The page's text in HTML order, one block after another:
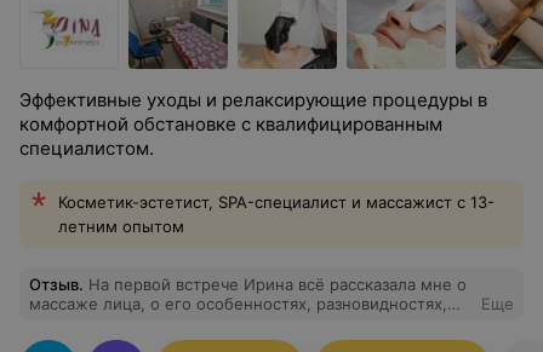
Эффективные уходы и релаксирующие процедуры в
комфортной обстановке с квалифицированным
специалистом.
Косметик-эстетист, SPA-специалист и массажист с 13-
летним опытом
Отзыв. На первой встрече Ирина всё рассказала мне о
массаже лица, о его особенностях, разновидностях,
результат на своём лице после каждой процедуры всё
Еще